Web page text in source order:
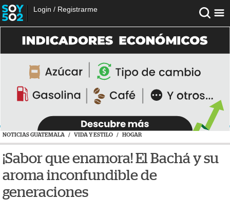
Login / Registrarme
NOTICIAS GUATEMALA / VIDA Y ESTILO / HOGAR
¡Sabor que enamora! El Bachá y su
aroma inconfundible de
generaciones